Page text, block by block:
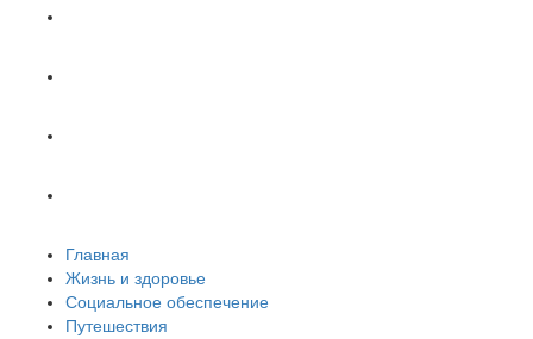
Главная
Жизнь и здоровье
Социальное обеспечение
Путешествия